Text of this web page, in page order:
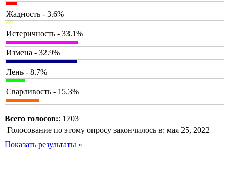
Жадность - 3.6%
Истеричность - 33.1%
Измена - 32.9%
Лень - 8.7%
Сварливость - 15.3%
Всего голосов:: 1703
Голосование по этому опросу закончилось в: мая 25, 2022
Показать результаты »